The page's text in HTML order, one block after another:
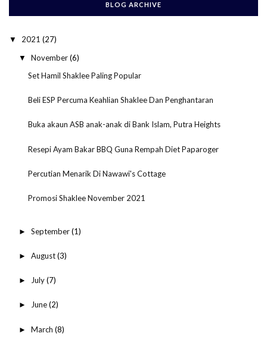
BLOG ARCHIVE
▼ 2021 (27)
▼ November(6)
Set Hamil Shaklee Paling Popular
Beli ESP Percuma Keahlian Shaklee Dan Penghantaran
Buka akaun ASB anak-anak di Bank Islam, Putra Heights
Resepi Ayam Bakar BBQ Guna Rempah Diet Paparoger
Percutian Menarik Di Nawawi's Cottage
Promosi Shaklee November 2021
► September(1)
► August(3)
► July(7)
► June(2)
► March (8)